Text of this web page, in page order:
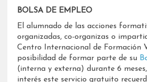
BOLSA DE EMPLEO
El alumnado de las acciones
organizadas, co-organizas o
Centro Internacional de Formación
posibilidad de formar parte de su
(interna y externa) durante 6
interés este servicio gratuito